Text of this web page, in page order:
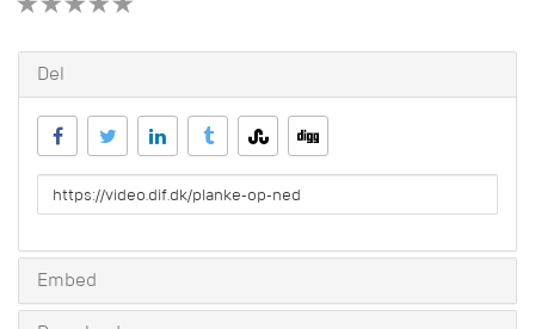
Del
URL
to
Embed